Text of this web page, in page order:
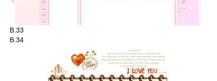
B.33
B.34